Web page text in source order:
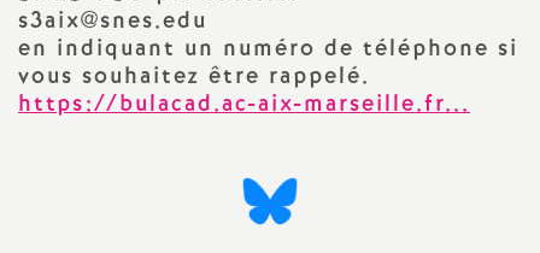
t
s
s3aix@snes.edu
en indiquant un numéro de téléphone si
vous souhaitez être rappelé.
https://bulacad.ac-aix-marseille.fr...